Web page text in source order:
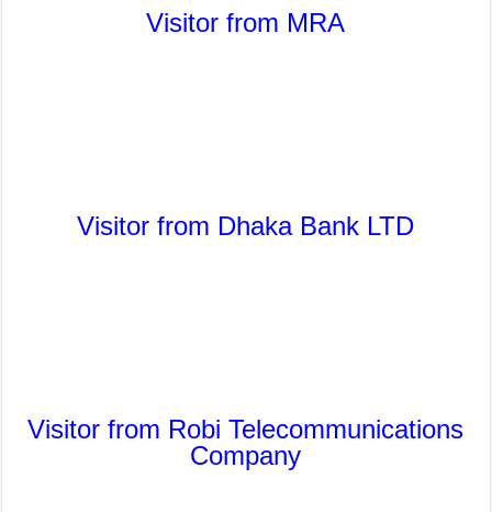
Visitor from MRA
Visitor from Dhaka Bank LTD
Visitor from Robi Telecommunications
Company